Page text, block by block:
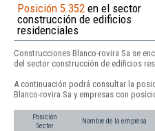
Posición 5.352 en el sector
construcción de edificios
residenciales
Construcciones Blanco-rovira Sa se
del sector construcción de edificios
A continuación podrá consultar la
Blanco-rovira Sa y empresas con
Posición
Sector
Nombre de la empresa